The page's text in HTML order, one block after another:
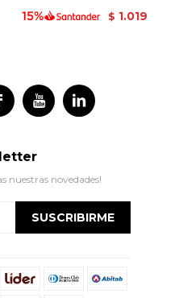
$ 1.019
 
nuestras novedades!
SUSCRIBIRME